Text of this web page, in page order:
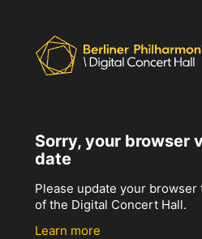
Sorry, your browser
date
Please update your
of the Digital Concert Hall.
Learn more